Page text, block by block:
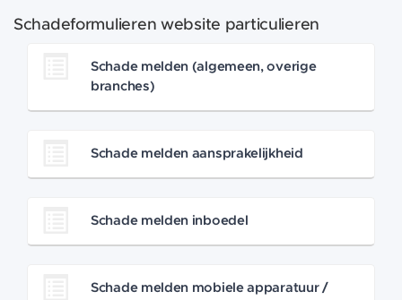
Schadeformulieren website particulieren
Schade melden (algemeen, overige
branches)
Schade melden aansprakelijkheid
Schade melden inboedel
Schade melden mobiele apparatuur /